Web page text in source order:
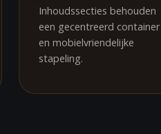
Inhoudssecties behouden
een gecentreerd container
en mobielvriendelijke
stapeling.